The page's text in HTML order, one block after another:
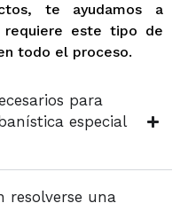
te ayudamos a
este tipo de
todo el proceso.
para
especial
resolverse una